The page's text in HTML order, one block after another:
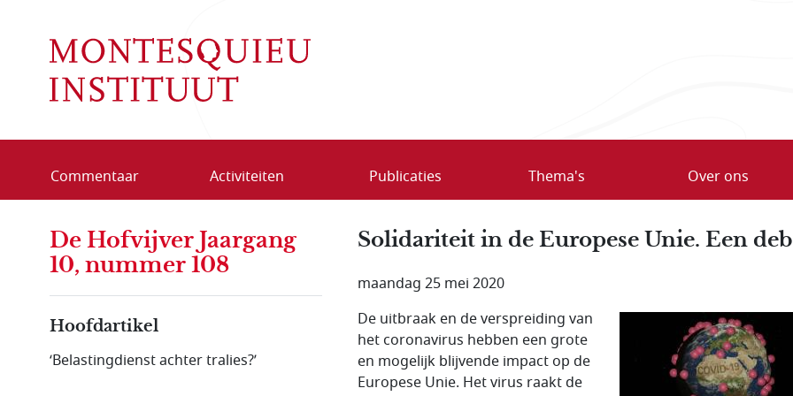
Commentaar Activiteiten Publicaties Thema's Over ons
Solidariteit in de Europese Unie. Een
maandag 25 mei 2020
De uitbraak en de verspreiding van
het coronavirus hebben een grote
en mogelijk blijvende impact op de
Europese Unie. Het virus raakt de
De Hofvijver Jaargang
10, nummer 108
Hoofdartikel
‘Belastingdienst achter tralies?’